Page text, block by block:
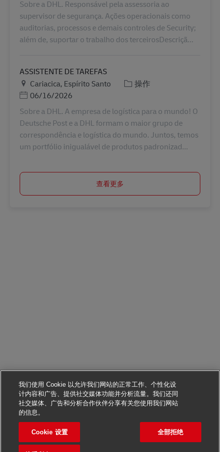
申请该职位
ASSISTENTE DE PATIO E
Sobre a DHL. Responsável pela assessoria ao
supervisor de segurança. Ações operacionais como
auditorias, processos e demais controles de Security;
além de, suportar o trabalho dos terceirosDescriçã...
ASSISTENTE DE TAREFAS
地点Cariacica, Espírito Santo 类别操作
Posted Date
06/16/2026
Sobre a DHL. A empresa de logística para o mundo! O
Deutsche Post e a DHL formam o maior grupo de
correspondência e logística do mundo. Juntos, temos
um portfólio inigualável de produtos padronizad...
查看更多
我们使用 Cookie 以允许我们网站的正常工作、个性化设
计内容和广告、提供社交媒体功能并分析流量。我们还同
社交媒体、广告和分析合作伙伴分享有关您使用我们网站
的信息。
Cookie 设置 全部拒绝